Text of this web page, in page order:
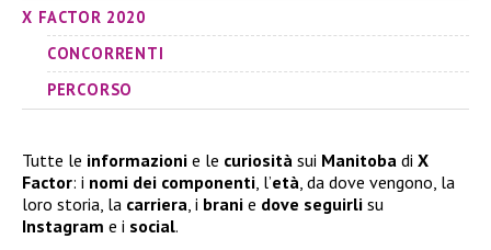
X FACTOR 2020
CONCORRENTI
PERCORSO
Tutte le informazioni e le curiosità sui Manitoba di X
Factor: i nomi dei componenti, l’età, da dove vengono, la
loro storia, la carriera, i brani e dove seguirli su
Instagram e i social.